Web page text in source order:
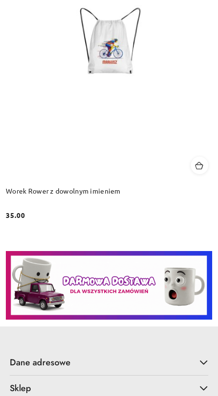
Worek Rower z dowolnym imieniem
Cena:
35.00
Dane adresowe
Sklep